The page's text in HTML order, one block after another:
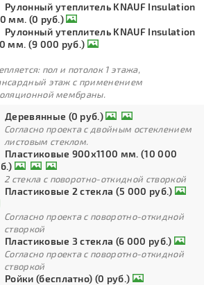
Рулонный утеплитель KNAUF Insulation
мм. (0 руб.)
Рулонный утеплитель KNAUF Insulation
мм. (9 000 руб.)
пол и потолок 1 этажа,
этаж с применением
мембраны.
Деревянные (0 руб.)
Согласно проекта с двойным остеклением
листовым стеклом.
Пластиковые 900х1100 мм. (10 000
2 стекла с поворотно-откидной створкой
Пластиковые 2 стекла (5 000 руб.)
Согласно проекта с поворотно-откидной
створкой
Пластиковые 3 стекла (6 000 руб.)
Согласно проекта с поворотно-откидной
створкой
Ройки (бесплатно) (0 руб.)